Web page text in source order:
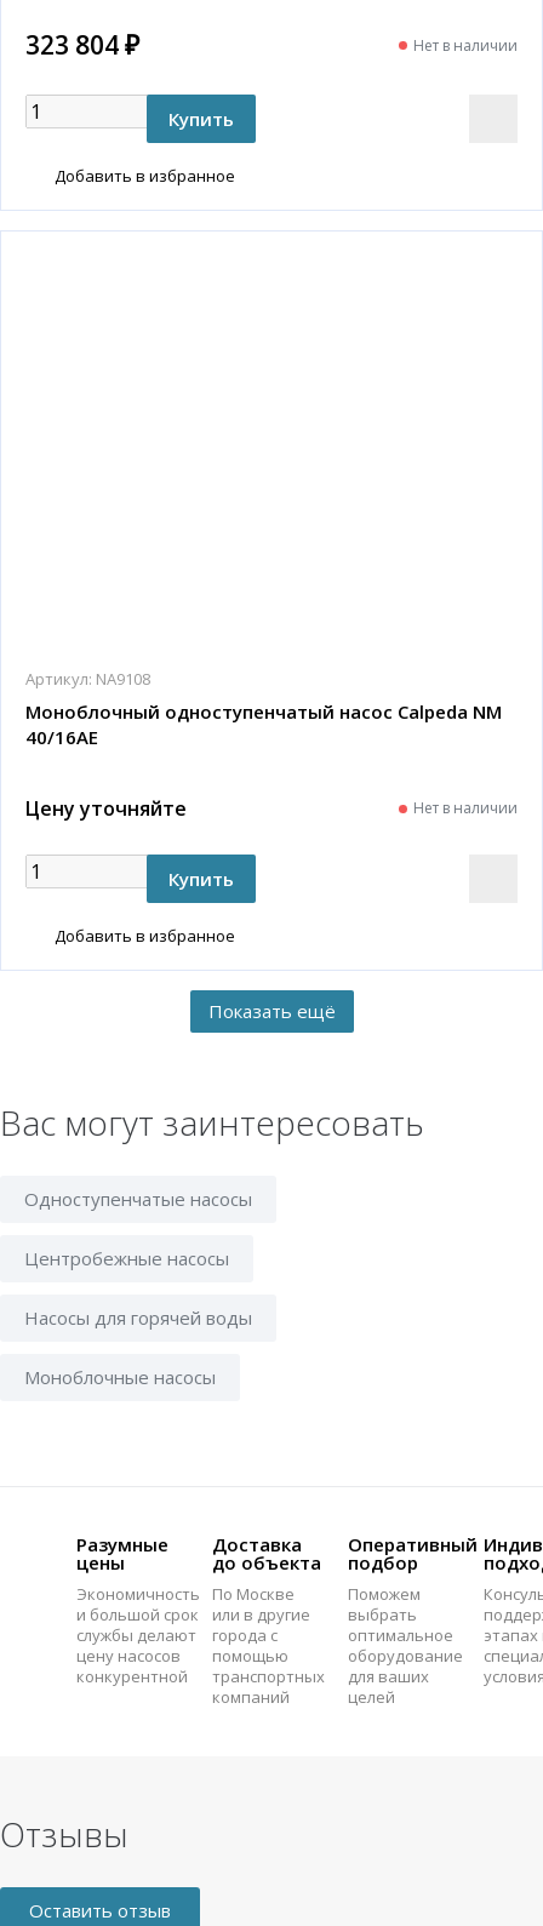
323 804 ₽ Нет в наличии
Добавить в избранное
Артикул: NA9108
Моноблочный одноступенчатый насос Calpeda NM
40/16AE
Цену уточняйте Нет в наличии
Добавить в избранное
Вас могут заинтересовать
Одноступенчатые насосы
Центробежные насосы
Насосы для горячей воды
Моноблочные насосы
Разумные
цены
Экономичность
и большой срок
службы делают
цену насосов
конкурентной
Доставка
до объекта
По Москве
или в другие
города с
помощью
транспортных
компаний
Оперативный
подбор
Поможем
выбрать
оптимальное
оборудование
для ваших
целей
этапах
Отзывы
Оставить отзыв